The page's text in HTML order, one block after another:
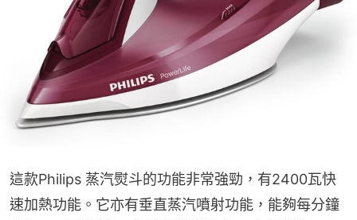
這款Philips 蒸汽熨斗的功能非常強勁，有2400瓦快
速加熱功能。它亦有垂直蒸汽噴射功能，能夠每分鐘